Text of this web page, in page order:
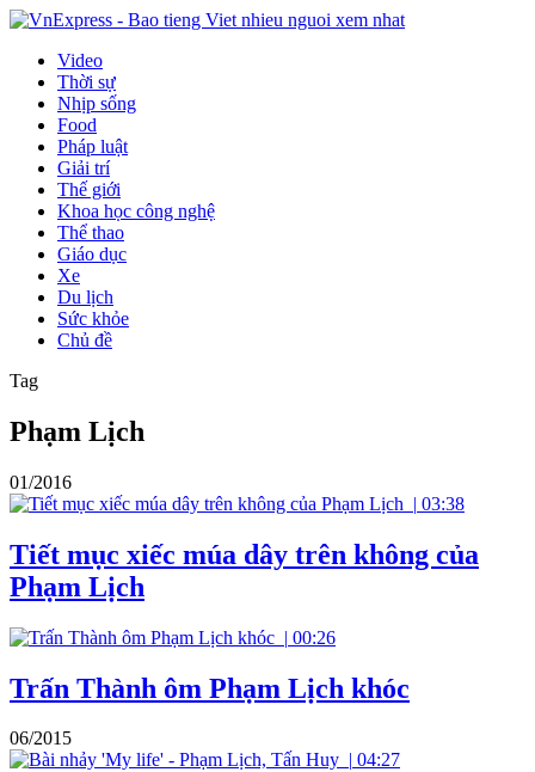
Video
Thời sự
Nhịp sống
Food
Pháp luật
Giải trí
Thế giới
Khoa học công nghệ
Thể thao
Giáo dục
Xe
Du lịch
Sức khỏe
Chủ đề
Tag
Phạm Lịch
01/2016
| 03:38
Tiết mục xiếc múa dây trên không của
Phạm Lịch
| 00:26
Trấn Thành ôm Phạm Lịch khóc
06/2015
| 04:27